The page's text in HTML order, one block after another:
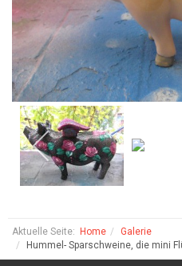
Aktuelle Seite: Home
Galerie
Hummel- Sparschweine, die mini